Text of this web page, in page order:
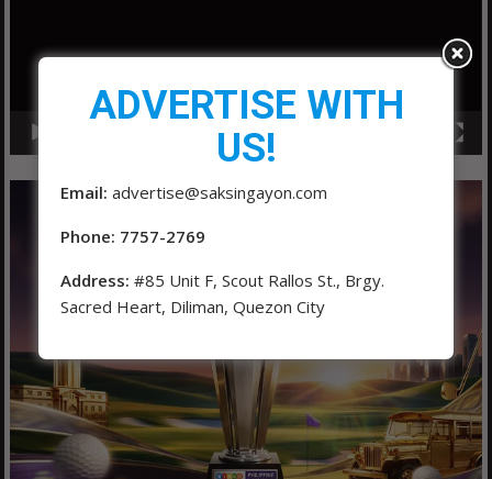
ADVERTISE WITH
US!
Email: advertise@saksingayon.com
Phone: 7757-2769
Address: #85 Unit F, Scout Rallos St., Brgy.
Sacred Heart, Diliman, Quezon City